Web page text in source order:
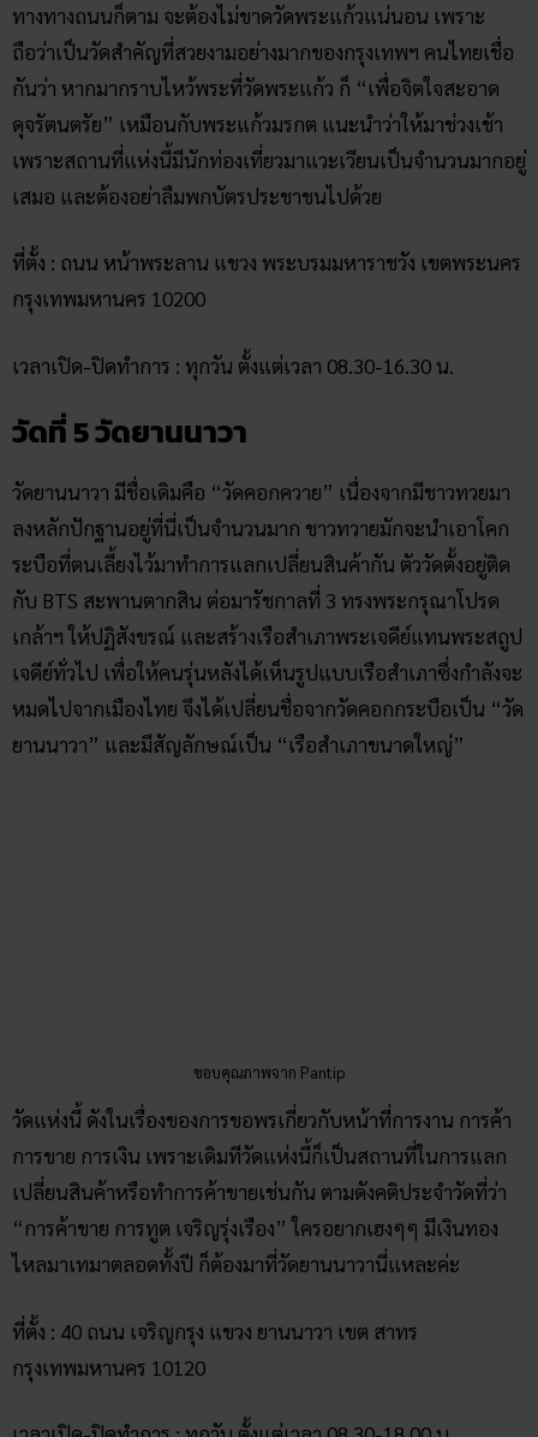
ทางทางถนนก็ตาม จะต้องไม่ขาดวัดพระแก้วแน่นอน เพราะ
ถือว่าเป็นวัดสำคัญที่สวยงามอย่างมากของกรุงเทพฯ คนไทยเชื่อ
กันว่า หากมากราบไหว้พระที่วัดพระแก้ว ก็ “เพื่อจิตใจสะอาด
ดุจรัตนตรัย” เหมือนกับพระแก้วมรกต แนะนำว่าให้มาช่วงเช้า
เพราะสถานที่แห่งนี้มีนักท่องเที่ยวมาแวะเวียนเป็นจำนวนมากอยู่
เสมอ และต้องอย่าลืมพกบัตรประชาชนไปด้วย
ที่ตั้ง : ถนน หน้าพระลาน แขวง พระบรมมหาราชวัง เขตพระนคร
กรุงเทพมหานคร 10200
เวลาเปิด-ปิดทำการ : ทุกวัน ตั้งแต่เวลา 08.30-16.30 น.
วัดที่ 5 วัดยานนาวา
วัดยานนาวา มีชื่อเดิมคือ “วัดคอกควาย” เนื่องจากมีชาวทวยมา
ลงหลักปักฐานอยู่ที่นี่เป็นจำนวนมาก ชาวทวายมักจะนำเอาโคก
ระบือที่ตนเลี้ยงไว้มาทำการแลกเปลี่ยนสินค้ากัน ตัววัดตั้งอยู่ติด
กับ BTS สะพานตากสิน ต่อมารัชกาลที่ 3 ทรงพระกรุณาโปรด
เกล้าฯ ให้ปฏิสังขรณ์ และสร้างเรือสำเภาพระเจดีย์แทนพระสถูป
เจดีย์ทั่วไป เพื่อให้คนรุ่นหลังได้เห็นรูปแบบเรือสำเภาซึ่งกำลังจะ
หมดไปจากเมืองไทย จึงได้เปลี่ยนชื่อจากวัดคอกกระบือเป็น “วัด
ยานนาวา” และมีสัญลักษณ์เป็น “เรือสำเภาขนาดใหญ่”
ขอบคุณภาพจาก Pantip
วัดแห่งนี้ ดังในเรื่องของการขอพรเกี่ยวกับหน้าที่การงาน การค้า
การขาย การเงิน เพราะเดิมทีวัดแห่งนี้ก็เป็นสถานที่ในการแลก
เปลี่ยนสินค้าหรือทำการค้าขายเช่นกัน ตามดังคติประจำวัดที่ว่า
“การค้าขาย การทูต เจริญรุ่งเรือง” ใครอยากเฮงๆๆ มีเงินทอง
ไหลมาเทมาตลอดทั้งปี ก็ต้องมาที่วัดยานนาวานี่แหละค่ะ
ที่ตั้ง : 40 ถนน เจริญกรุง แขวง ยานนาวา เขต สาทร
กรุงเทพมหานคร 10120